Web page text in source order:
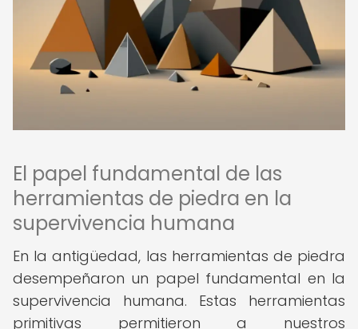
El papel fundamental de las
herramientas de piedra en la
supervivencia humana
En la antigüedad, las herramientas de piedra
desempeñaron un papel fundamental en la
supervivencia humana. Estas herramientas
primitivas permitieron a nuestros